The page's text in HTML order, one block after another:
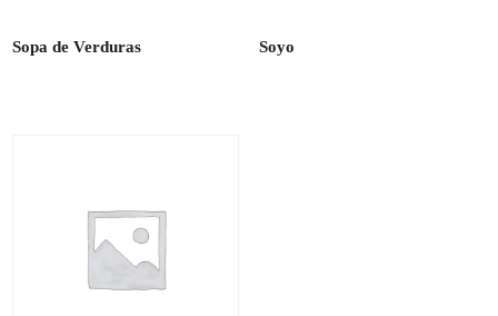
Sopa de Verduras Soyo